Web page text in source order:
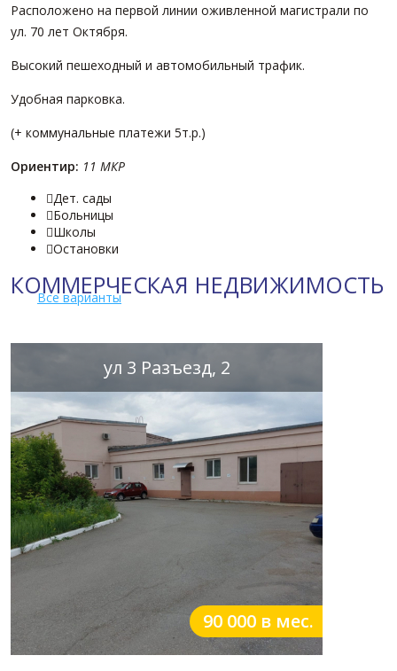
Расположено на первой линии оживленной магистрали по
ул. 70 лет Октября.
Высокий пешеходный и автомобильный трафик.
Удобная парковка.
(+ коммунальные платежи 5т.р.)
Ориентир: 11 МКР
Дет. сады
Больницы
Школы
Остановки
КОММЕРЧЕСКАЯ НЕДВИЖИМОСТЬ
Все варианты
ул 3 Разъезд, 2
90 000 в мес.